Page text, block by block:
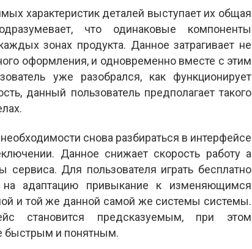
характеристик деталей выступает их общая
что одинаковые компоненты
зонах продукта. Данное затрагивает не
оформления, и одновременно вместе с этим
уже разобрался, как функционирует
данный пользователь предполагает такого
снова разбираться в интерфейсе
Данное снижает скорость работу а
сервиса. Для пользователя играть бесплатно
адаптацию привыкание к изменяющимся
и той же данной самой же системы системы.
становится предсказуемым, при этом
быстрым и понятным.